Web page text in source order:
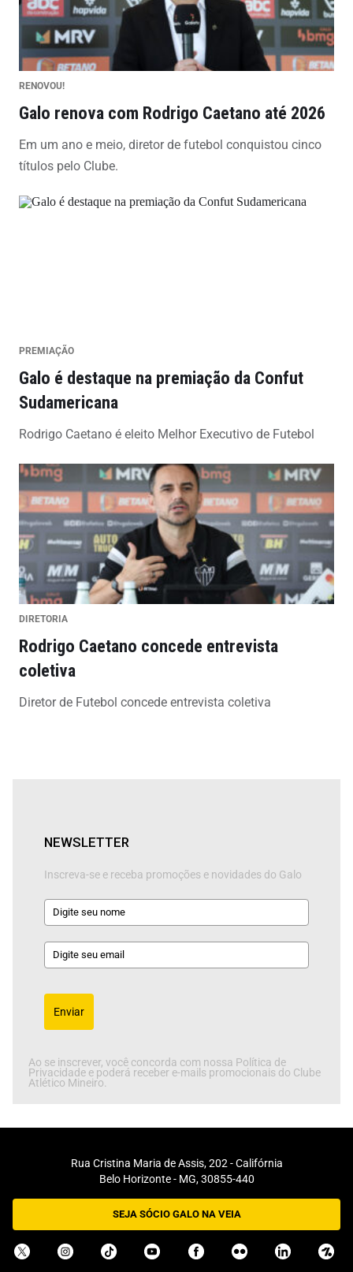
RENOVOU!
Galo renova com Rodrigo Caetano até 2026
Em um ano e meio, diretor de futebol conquistou cinco
títulos pelo Clube.
PREMIAÇÃO
Galo é destaque na premiação da Confut
Sudamericana
Rodrigo Caetano é eleito Melhor Executivo de Futebol
DIRETORIA
Rodrigo Caetano concede entrevista
coletiva
Diretor de Futebol concede entrevista coletiva
NEWSLETTER
Inscreva-se e receba promoções e novidades do Galo
Enviar
Ao se inscrever, você concorda com nossa Política de
Privacidade e poderá receber e-mails promocionais do Clube
Atlético Mineiro.
Rua Cristina Maria de Assis, 202 - Califórnia
Belo Horizonte - MG, 30855-440
SEJA SÓCIO GALO NA VEIA